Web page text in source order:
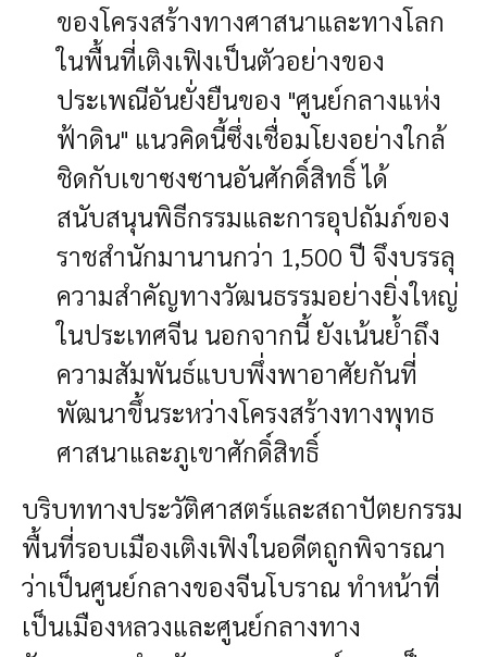
ของโครงสร้างทางศาสนาและทางโลก
ในพื้นที่เติงเฟิงเป็นตัวอย่างของ
ประเพณีอันยั่งยืนของ "ศูนย์กลางแห่ง
ฟ้าดิน" แนวคิดนี้ซึ่งเชื่อมโยงอย่างใกล้
ชิดกับเขาซงซานอันศักดิ์สิทธิ์ ได้
สนับสนุนพิธีกรรมและการอุปถัมภ์ของ
ราชสำนักมานานกว่า 1,500 ปี จึงบรรลุ
ความสำคัญทางวัฒนธรรมอย่างยิ่งใหญ่
ในประเทศจีน นอกจากนี้ ยังเน้นย้ำถึง
ความสัมพันธ์แบบพึ่งพาอาศัยกันที่
พัฒนาขึ้นระหว่างโครงสร้างทางพุทธ
ศาสนาและภูเขาศักดิ์สิทธิ์
บริบททางประวัติศาสตร์และสถาปัตยกรรม
พื้นที่รอบเมืองเติงเฟิงในอดีตถูกพิจารณา
ว่าเป็นศูนย์กลางของจีนโบราณ ทำหน้าที่
เป็นเมืองหลวงและศูนย์กลางทาง